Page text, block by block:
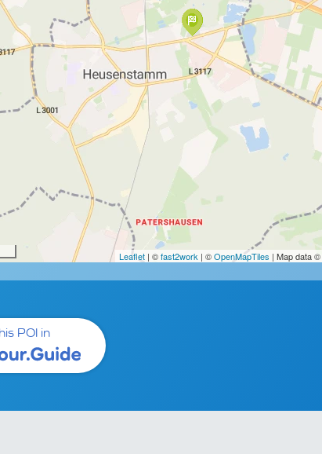
Leaflet | ©fast2work | ©OpenMapTiles | Map data ©
POI in